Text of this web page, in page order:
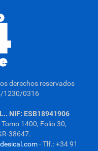
derechos reservados
1230/0316
NIF: ESB18941906
1400, Folio 30,
38647.
- Tlf.: +34 91